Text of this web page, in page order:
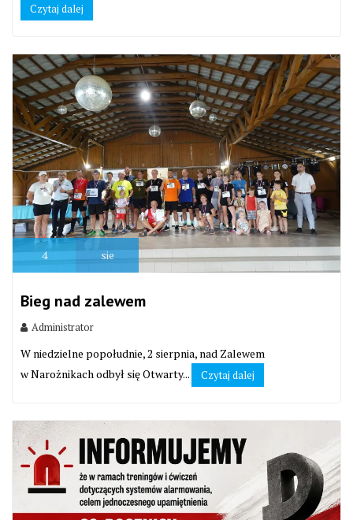
Czytaj dalej
4 sie
Bieg nad zalewem
Administrator
W niedzielne popołudnie, 2 sierpnia, nad Zalewem
w Narożnikach odbył się Otwarty...
Czytaj dalej